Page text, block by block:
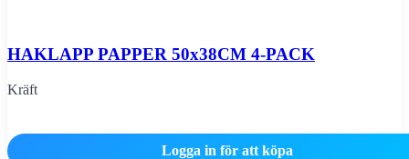
HAKLAPP PAPPER 50x38CM 4-PACK
Kräft
Logga in för att köpa